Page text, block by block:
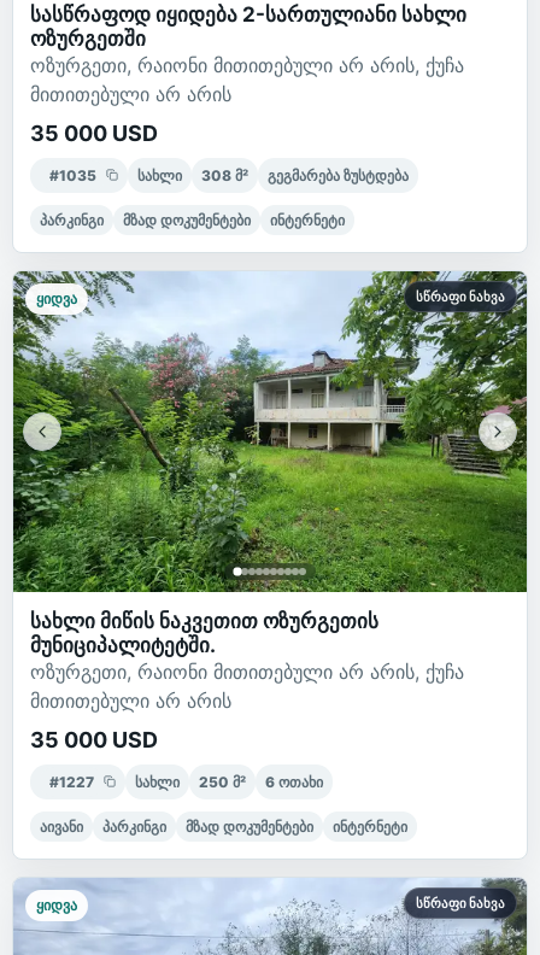
სასწრაფოდ იყიდება 2-სართულიანი სახლი
ოზურგეთში
ოზურგეთი, რაიონი მითითებული არ არის, ქუჩა
მითითებული არ არის
35 000 USD
#1035 სახლი 308 მ² გეგმარება ზუსტდება
პარკინგი მზად დოკუმენტები ინტერნეტი
ყიდვა სწრაფი ნახვა
სახლი მიწის ნაკვეთით ოზურგეთის
მუნიციპალიტეტში.
ოზურგეთი, რაიონი მითითებული არ არის, ქუჩა
მითითებული არ არის
35 000 USD
#1227 სახლი 250 მ² 6 ოთახი
აივანი პარკინგი მზად დოკუმენტები ინტერნეტი
ყიდვა სწრაფი ნახვა